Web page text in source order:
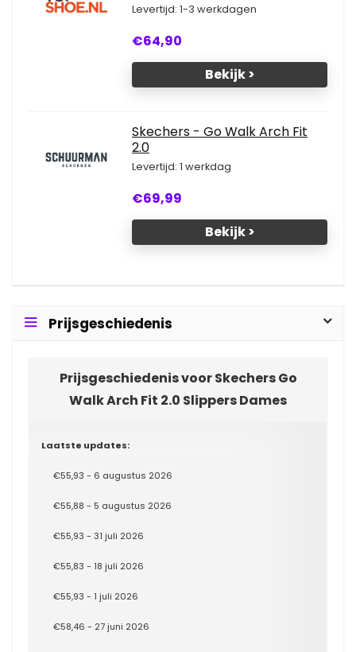
Levertijd: 1-3 werkdagen
€64,90
Bekijk >
Skechers - Go Walk Arch Fit
2.0
Levertijd: 1 werkdag
€69,99
Bekijk >
Prijsgeschiedenis
Prijsgeschiedenis voor Skechers Go
Walk Arch Fit 2.0 Slippers Dames
Laatste updates:
€55,93 - 6 augustus 2026
€55,88 - 5 augustus 2026
€55,93 - 31 juli 2026
€55,83 - 18 juli 2026
€55,93 - 1 juli 2026
€58,46 - 27 juni 2026